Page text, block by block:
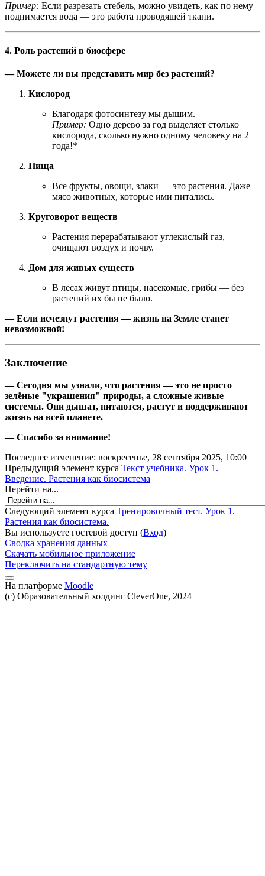
Пример: Если разрезать стебель, можно увидеть, как по нему
поднимается вода — это работа проводящей ткани.
4. Роль растений в биосфере
— Можете ли вы представить мир без растений?
Кислород
Благодаря фотосинтезу мы дышим.
Пример: Одно дерево за год выделяет столько
кислорода, сколько нужно одному человеку на 2
года!*
Пища
Все фрукты, овощи, злаки — это растения. Даже
мясо животных, которые ими питались.
Круговорот веществ
Растения перерабатывают углекислый газ,
очищают воздух и почву.
Дом для живых существ
В лесах живут птицы, насекомые, грибы — без
растений их бы не было.
— Если исчезнут растения — жизнь на Земле станет
невозможной!
Заключение
— Сегодня мы узнали, что растения — это не просто
зелёные "украшения" природы, а сложные живые
системы. Они дышат, питаются, растут и поддерживают
жизнь на всей планете.
— Спасибо за внимание!
Последнее изменение: воскресенье, 28 сентября 2025, 10:00
Предыдущий элемент курса Текст учебника. Урок 1.
Введение. Растения как биосистема
Перейти на...
Следующий элемент курса Тренировочный тест. Урок 1.
Растения как биосистема.
Вы используете гостевой доступ (Вход)
Сводка хранения данных
Скачать мобильное приложение
Переключить на стандартную тему
На платформе Moodle
(c) Образовательный холдинг CleverOne, 2024